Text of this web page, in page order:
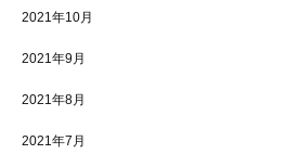
2021年10月
2021年9月
2021年8月
2021年7月